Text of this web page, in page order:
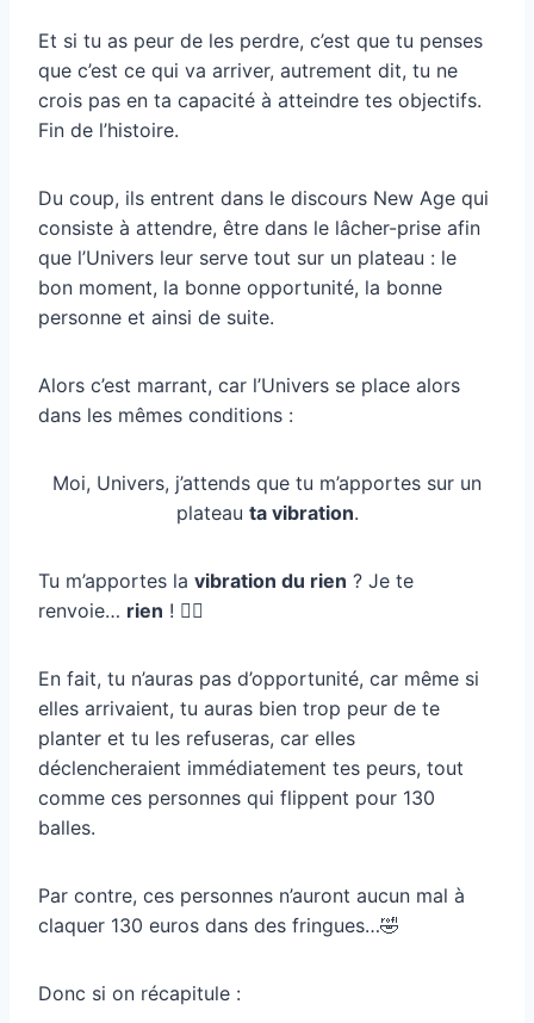
Et si tu as peur de les perdre, c’est que tu penses
que c’est ce qui va arriver, autrement dit, tu ne
crois pas en ta capacité à atteindre tes objectifs.
Fin de l’histoire.
Du coup, ils entrent dans le discours New Age qui
consiste à attendre, être dans le lâcher-prise afin
que l’Univers leur serve tout sur un plateau : le
bon moment, la bonne opportunité, la bonne
personne et ainsi de suite.
Alors c’est marrant, car l’Univers se place alors
dans les mêmes conditions :
Moi, Univers, j’attends que tu m’apportes sur un
plateau ta vibration.
Tu m’apportes la vibration du rien ? Je te
renvoie… rien ! 🤷‍♀
En fait, tu n’auras pas d’opportunité, car même si
elles arrivaient, tu auras bien trop peur de te
planter et tu les refuseras, car elles
déclencheraient immédiatement tes peurs, tout
comme ces personnes qui flippent pour 130
balles.
Par contre, ces personnes n’auront aucun mal à
claquer 130 euros dans des fringues…🤣
Donc si on récapitule :